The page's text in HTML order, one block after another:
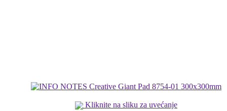
Kliknite na sliku za uvećanje